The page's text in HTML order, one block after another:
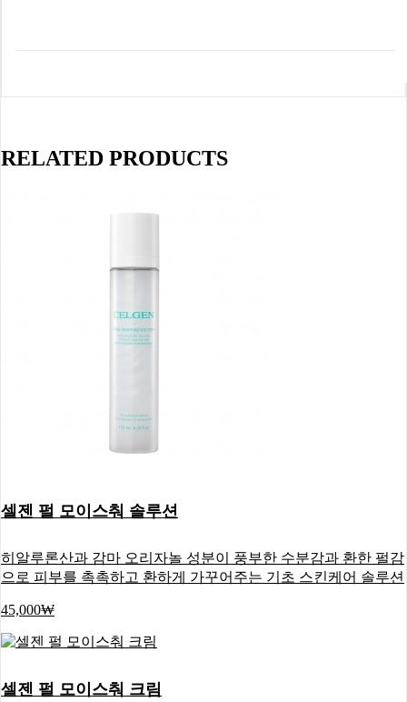
RELATED PRODUCTS
셀젠 펄 모이스춰 솔루션
히알루론산과 감마 오리자놀 성분이 풍부한 수분감과 환한 펄감
으로 피부를 촉촉하고 환하게 가꾸어주는 기초 스킨케어 솔루션
45,000₩
셀젠 펄 모이스춰 크림